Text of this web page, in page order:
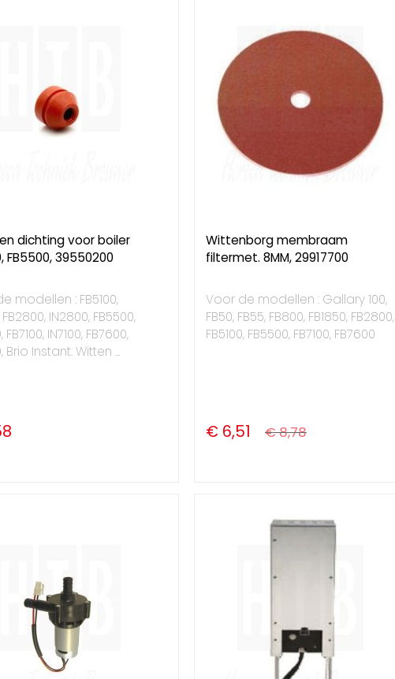
dichting voor boiler
FB5500, 39550200
modellen : FB5100,
FB2800, IN2800, FB5500,
IN7100, FB7600,
Brio Instant. Witten ...
Wittenborg membraam
filtermet. 8MM, 29917700
Voor de modellen : Gallary 100,
FB50, FB55, FB800, FB1850, FB2800,
FB5100, FB5500, FB7100, FB7600
€ 6,51 € 8,78